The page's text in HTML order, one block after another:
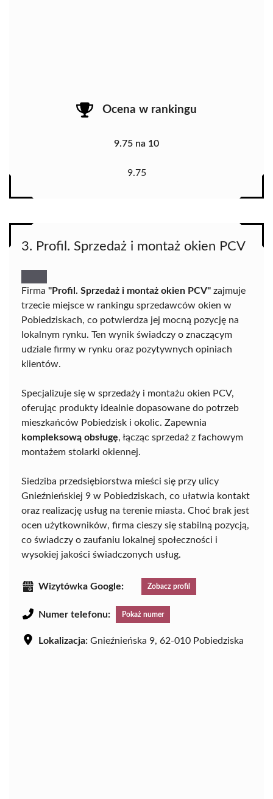
Ocena w rankingu
9.75 na 10
9.75
3. Profil. Sprzedaż i montaż okien PCV
Firma "Profil. Sprzedaż i montaż okien PCV" zajmuje
trzecie miejsce w rankingu sprzedawców okien w
Pobiedziskach, co potwierdza jej mocną pozycję na
lokalnym rynku. Ten wynik świadczy o znaczącym
udziale firmy w rynku oraz pozytywnych opiniach
klientów.
Specjalizuje się w sprzedaży i montażu okien PCV,
oferując produkty idealnie dopasowane do potrzeb
mieszkańców Pobiedzisk i okolic. Zapewnia
kompleksową obsługę, łącząc sprzedaż z fachowym
montażem stolarki okiennej.
Siedziba przedsiębiorstwa mieści się przy ulicy
Gnieźnieńskiej 9 w Pobiedziskach, co ułatwia kontakt
oraz realizację usług na terenie miasta. Choć brak jest
ocen użytkowników, firma cieszy się stabilną pozycją,
co świadczy o zaufaniu lokalnej społeczności i
wysokiej jakości świadczonych usług.
Wizytówka Google: Zobacz profil
Numer telefonu: Pokaż numer
Lokalizacja: Gnieźnieńska 9, 62-010 Pobiedziska